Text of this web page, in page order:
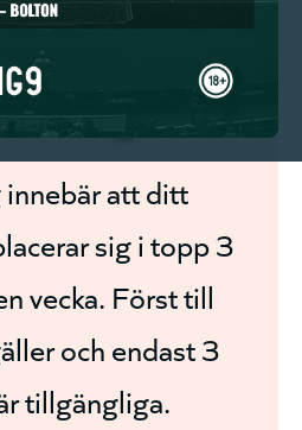
ditt
att ditt
sig i topp 3
vecka. Först till
och endast 3
tillgängliga.